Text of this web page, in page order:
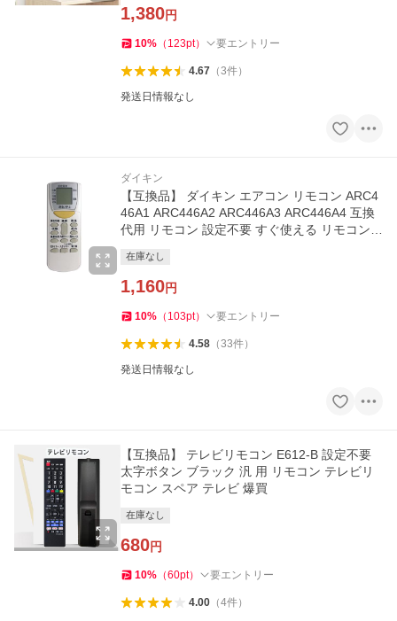
1,380円
10% （ 123pt） 要エントリー
4.67（3件）
発送日情報なし
ダイキン
【互換品】 ダイキン エアコン リモコン ARC4
46A1 ARC446A2 ARC446A3 ARC446A4 互換
代用 リモコン 設定不要 すぐ使える リモコン
在庫なし
1,160円
10% （ 103pt） 要エントリー
4.58（33件）
発送日情報なし
【互換品】 テレビリモコン E612-B 設定不要
太字ボタン ブラック 汎 用 リモコン テレビリ
モコン スペア テレビ 爆買
在庫なし
680円
10% （60pt） 要エントリー
4.00（4件）